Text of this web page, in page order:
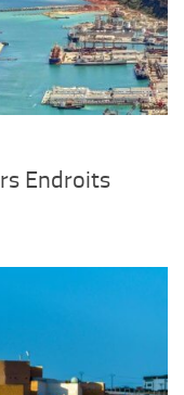
Endroits